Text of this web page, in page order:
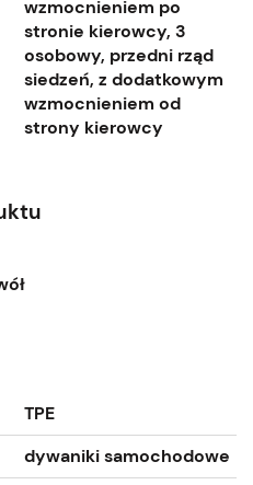
wzmocnieniem po
stronie kierowcy, 3
osobowy, przedni rząd
siedzeń, z dodatkowym
wzmocnieniem od
strony kierowcy
TPE
dywaniki samochodowe